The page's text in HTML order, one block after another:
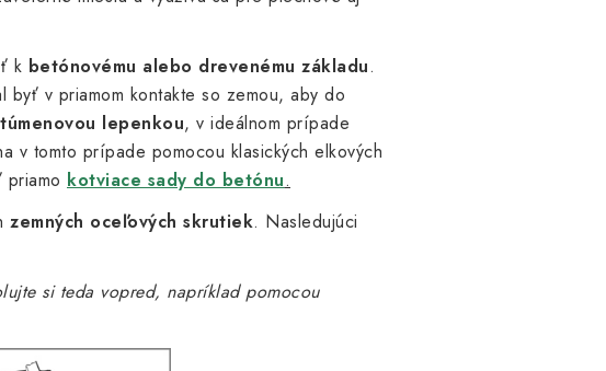
k betónovému alebo drevenému základu.
v priamom kontakte so zemou, aby do
lepenkou, v ideálnom prípade
v tomto prípade pomocou klasických elkových
kotviace sady do betónu.
zemných oceľových skrutiek. Nasledujúci
si teda vopred, napríklad pomocou